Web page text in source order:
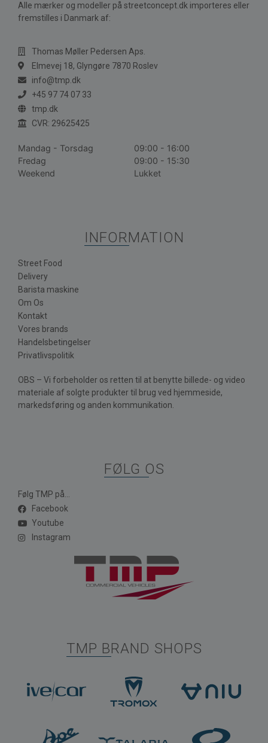
Alle mærker og modeller på streetconcept.dk importeres eller
fremstilles i Danmark af:
Thomas Møller Pedersen Aps.
Elmevej 18, Glyngøre 7870 Roslev
info@tmp.dk
+45 97 74 07 33
tmp.dk
CVR: 29625425
Mandag - Torsdag
09:00 - 16:00
Fredag
09:00 - 15:30
Weekend
Lukket
INFORMATION
Street Food
Delivery
Barista maskine
Om Os
Kontakt
Vores brands
Handelsbetingelser
Privatlivspolitik
OBS – Vi forbeholder os retten til at benytte billede- og video
materiale af solgte produkter til brug ved hjemmeside,
markedsføring og anden kommunikation.
FØLG OS
Følg TMP på...
Facebook
Youtube
Instagram
TMP BRAND SHOPS